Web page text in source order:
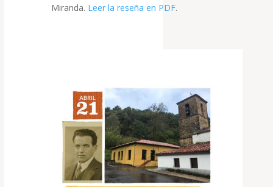
Miranda. Leer la reseña en PDF.